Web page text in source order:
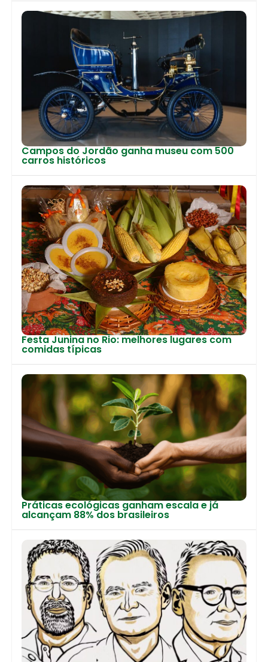
Campos do Jordão ganha museu com 500
carros históricos
Festa Junina no Rio: melhores lugares com
comidas típicas
Práticas ecológicas ganham escala e já
alcançam 88% dos brasileiros